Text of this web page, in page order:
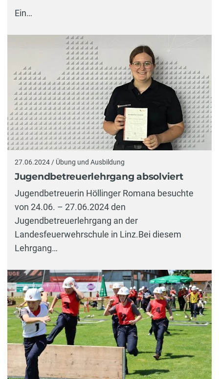
Ein…
27.06.2024 / Übung und Ausbildung
Jugendbetreuerlehrgang absolviert
Jugendbetreuerin Höllinger Romana besuchte
von 24.06. – 27.06.2024 den
Jugendbetreuerlehrgang an der
Landesfeuerwehrschule in Linz.Bei diesem
Lehrgang…